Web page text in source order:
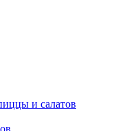
и салатов